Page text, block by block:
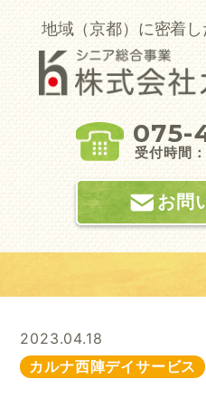
Skip
to
content
地域（京都）に密着
075-
受付時間
お問
2023.04.18
カルナ西陣デイサービス